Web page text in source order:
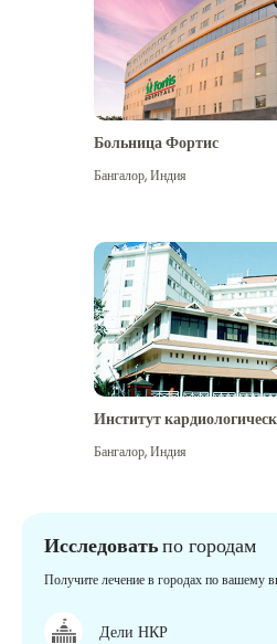
Больница Фортис
Бангалор,Индия
Институт
Бангалор,Индия
Исследоватьпо городам
Получите лечение в городах по
Дели НКР